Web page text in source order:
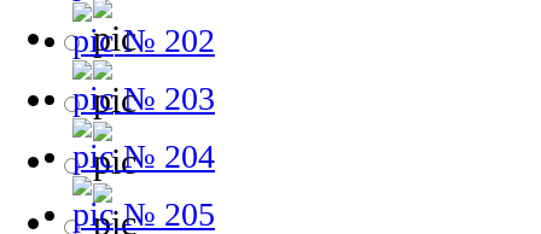
№ 202
№ 203
№ 204
№ 205